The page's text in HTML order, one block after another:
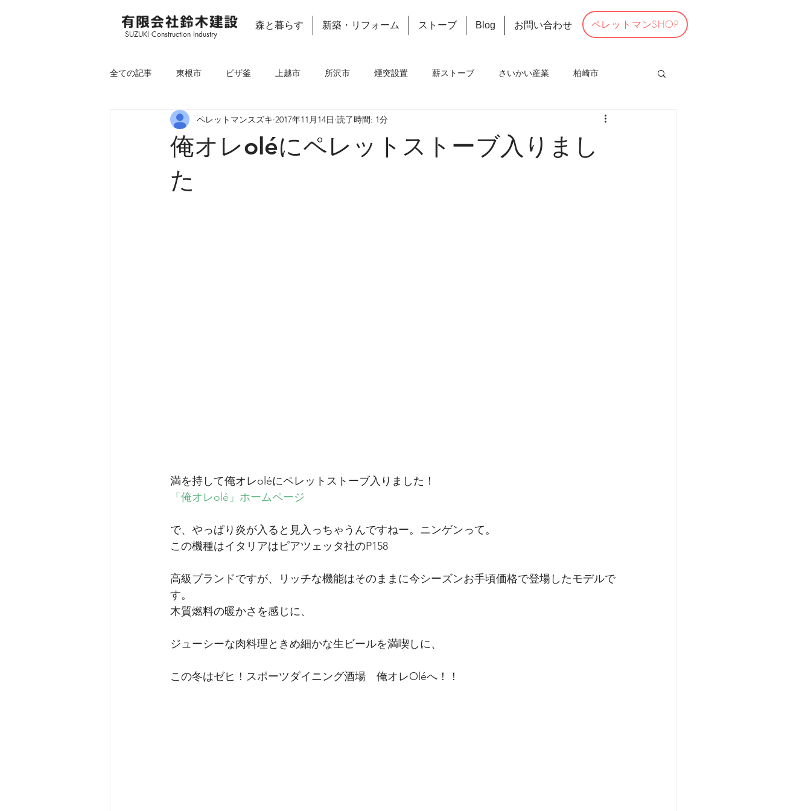
森と暮らす 新築・リフォーム ストーブ Blog
お問い合わせ
SUZUKI Construction Industry
ペレットマンSHOP
全ての記事 東根市 ピザ釜 上越市 所沢市 煙突設置 薪ストーブ さいかい産業 柏崎市
新商品 六日町 新築住宅 イベント
今すぐ始める
俺オレoléにペレットストーブ入りまし
た
ペレットマンスズキ 2017年11月14日 読了時間: 1分
満を持して俺オレoléにペレットストーブ入りました！
「俺オレolé」ホームページ
で、やっぱり炎が入ると見入っちゃうんですねー。ニンゲンって。
この機種はイタリアはピアツェッタ社のP158
高級ブランドですが、リッチな機能はそのままに今シーズンお手頃価格で登場したモデルで
す。
木質燃料の暖かさを感じに、
ジューシーな肉料理ときめ細かな生ビールを満喫しに、
この冬はゼヒ！スポーツダイニング酒場　俺オレOléへ！！